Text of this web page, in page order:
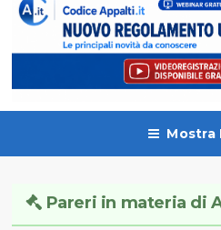
Mostra
Pareri in materia di